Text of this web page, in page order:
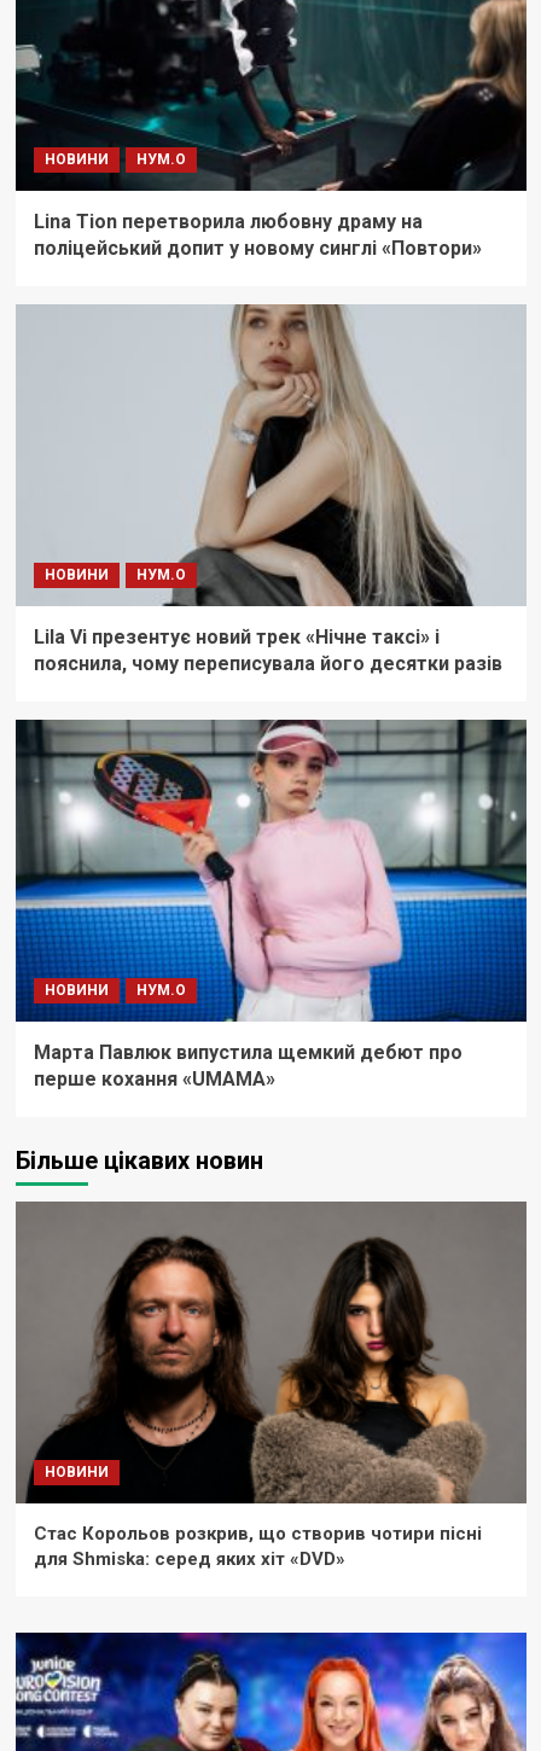
НОВИНИ НУМ.О
Lina Tion перетворила любовну драму на
поліцейський допит у новому синглі «Повтори»
НОВИНИ НУМ.О
Lila Vi презентує новий трек «Нічне таксі» і
пояснила, чому переписувала його десятки разів
НОВИНИ НУМ.О
Марта Павлюк випустила щемкий дебют про
перше кохання «UМАМА»
Більше цікавих новин
НОВИНИ
Стас Корольов розкрив, що створив чотири пісні
для Shmiska: серед яких хіт «DVD»